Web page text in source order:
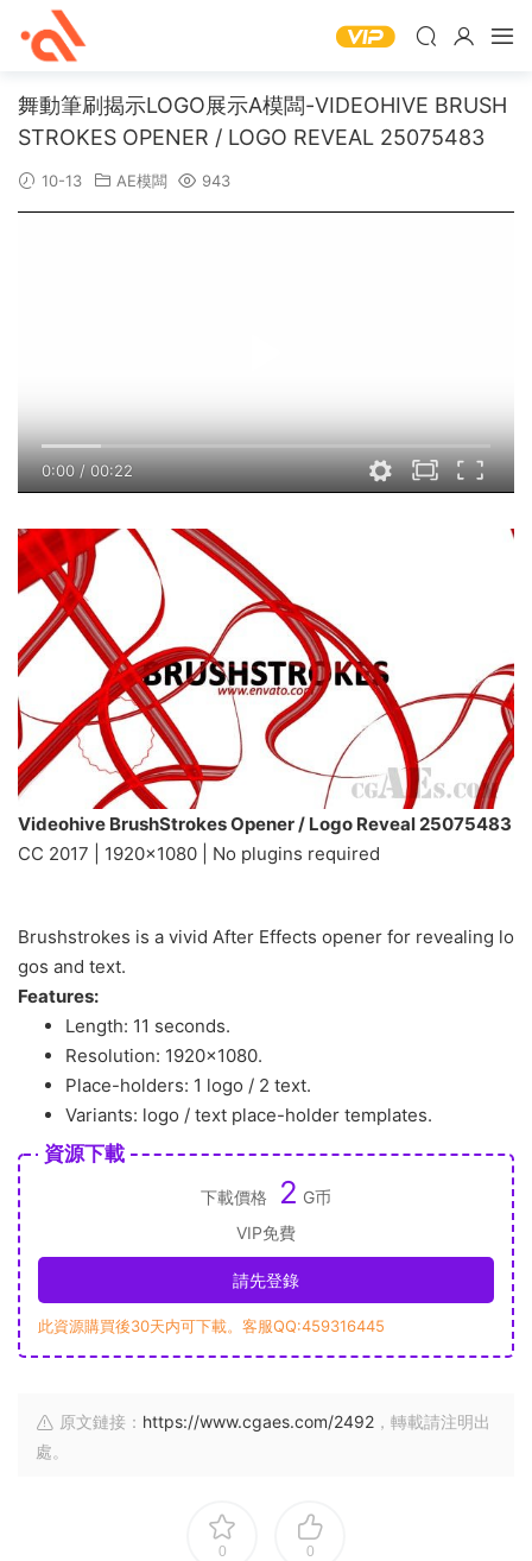
舞動筆刷揭示LOGO展示A模闆-VIDEOHIVE BRUSH
STROKES OPENER / LOGO REVEAL 25075483
10-13 AE模闆 943
0:00/00:22
Videohive BrushStrokes Opener / Logo Reveal 25075483
CC 2017 | 1920×1080 | No plugins required
Brushstrokes is a vivid After Effects opener for revealing lo
gos and text.
Features:
Length: 11 seconds.
Resolution: 1920×1080.
Place-holders: 1 logo / 2 text.
Variants: logo / text place-holder templates.
資源下載
下載價格 2 G币
VIP免費
請先登錄
此資源購買後30天内可下載。客服QQ:459316445
原文鏈接： https://www.cgaes.com/2492 ，轉載請注明出
處。
0 0